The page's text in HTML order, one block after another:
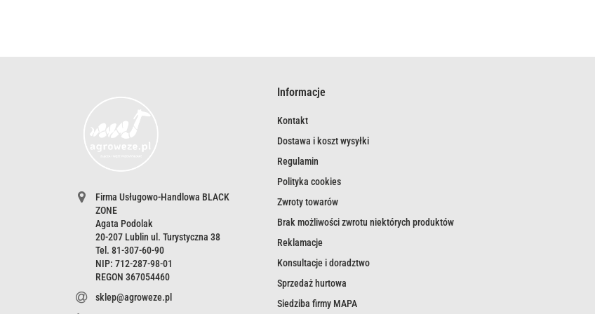
Firma Usługowo-Handlowa BLACK
ZONE
Agata Podolak
20-207 Lublin ul. Turystyczna 38
Tel. 81-307-60-90
NIP: 712-287-98-01
REGON 367054460
sklep@agroweze.pl
Informacje
Kontakt
Dostawa i koszt wysyłki
Regulamin
Polityka cookies
Zwroty towarów
Brak możliwości zwrotu niektórych produktów
Reklamacje
Konsultacje i doradztwo
Sprzedaż hurtowa
Siedziba firmy MAPA